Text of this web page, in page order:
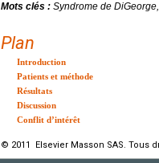
Mots clés : Syndrome de
Plan
Introduction
Patients et méthode
Résultats
Discussion
Conflit d’intérêt
© 2011 Elsevier Masson SAS. Tous